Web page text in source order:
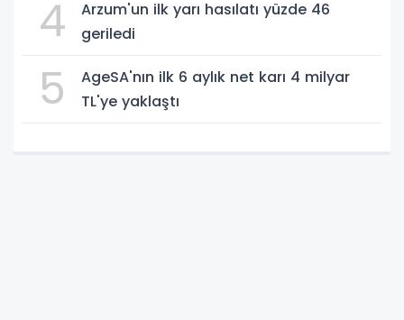
4
Arzum'un ilk yarı hasılatı yüzde 46
geriledi
5
AgeSA'nın ilk 6 aylık net karı 4 milyar
TL'ye yaklaştı